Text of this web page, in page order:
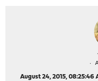
August 24, 2015, 08:25:46